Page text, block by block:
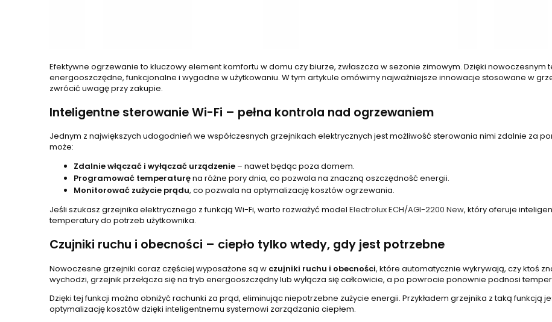
Efektywne ogrzewanie to kluczowy element komfortu w domu czy biurze, zwłaszcza w sezonie zimowym. Dzięki
energooszczędne, funkcjonalne i wygodne w użytkowaniu. W tym artykule omówimy najważniejsze innowacje stosowane w
zwrócić uwagę przy zakupie.
Inteligentne sterowanie Wi-Fi – pełna kontrola nad ogrzewaniem
Jednym z największych udogodnień we współczesnych grzejnikach elektrycznych jest możliwość sterowania nimi zdalnie za
może:
Zdalnie włączać i wyłączać urządzenie – nawet będąc poza domem.
Programować temperaturęna różne pory dnia, co pozwala na znaczną oszczędność energii.
Monitorować zużycie prądu, co pozwala na optymalizację kosztów ogrzewania.
Jeśli szukasz grzejnika elektrycznego z funkcją Wi-Fi, warto rozważyć model Electrolux ECH/AGI-2200 New, który oferuje
temperatury do potrzeb użytkownika.
Czujniki ruchu i obecności – ciepło tylko wtedy, gdy jest potrzebne
Nowoczesne grzejniki coraz częściej wyposażone są w czujniki ruchu i obecności, które automatycznie wykrywają, czy ktoś
wychodzi, grzejnik przełącza się na tryb energooszczędny lub wyłącza się całkowicie, a po powrocie ponownie podnosi
Dzięki tej funkcji można obniżyć rachunki za prąd, eliminując niepotrzebne zużycie energii. Przykładem grzejnika z taką funkcją
optymalizację kosztów dzięki inteligentnemu systemowi zarządzania ciepłem.